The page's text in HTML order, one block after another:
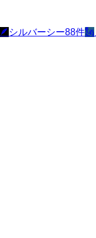
🪶 シルバーシー88件🗽